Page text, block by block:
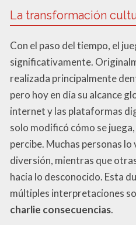
La transformación
Con el paso del tiempo, el
significativamente.
realizada principalmente
pero hoy en día su alcance
internet y las plataformas
solo modificó cómo se
percibe. Muchas personas lo
diversión, mientras que
hacia lo desconocido. Esta
múltiples interpretaciones
charlie consecuencias.